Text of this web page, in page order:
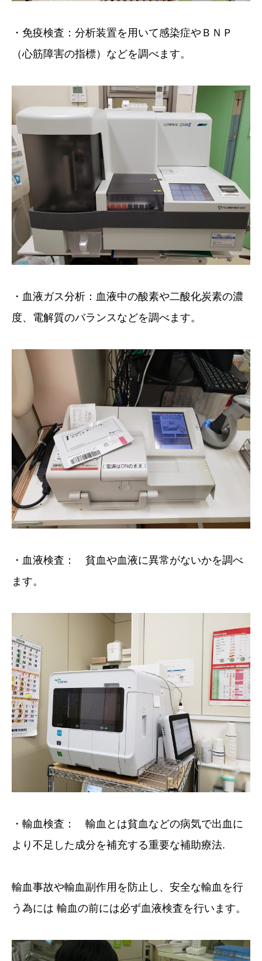
・免疫検査：分析装置を用いて感染症やＢＮＰ
（心筋障害の指標）などを調べます。
・血液ガス分析：血液中の酸素や二酸化炭素の濃
度、電解質のバランスなどを調べます。
・血液検査： 貧血や血液に異常がないかを調べ
ます。
・輸血検査： 輸血とは貧血などの病気で出血に
より不足した成分を補充する重要な補助療法.
輸血事故や輸血副作用を防止し、安全な輸血を行
う為には 輸血の前には必ず血液検査を行います。